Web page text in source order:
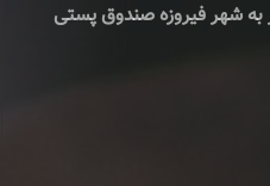
جاده نیشابور به شهر فیروزه صندوق پستی